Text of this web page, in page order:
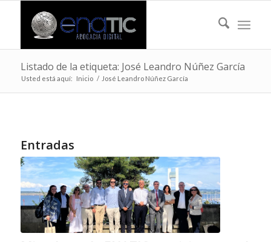
Listado de la etiqueta: José Leandro Núñez García
Usted está aquí: Inicio / José Leandro Núñez García
Entradas